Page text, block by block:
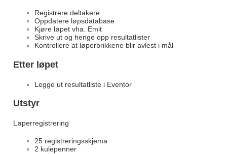
Registrere deltakere
Oppdatere løpsdatabase
Kjøre løpet vha. Emit
Skrive ut og henge opp resultatlister
Kontrollere at løperbrikkene blir avlest i mål
Etter løpet
Legge ut resultatliste i Eventor
Utstyr
Løperregistrering
25 registreringsskjema
2 kulepenner